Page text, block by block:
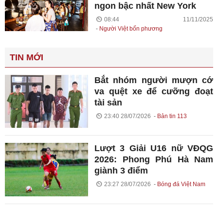
ngon bậc nhất New York
08:44 11/11/2025
Người Việt bốn phương
TIN MỚI
Bắt nhóm người mượn cớ
va quệt xe để cưỡng đoạt
tài sản
23:40 28/07/2026 Bản tin 113
Lượt 3 Giải U16 nữ VĐQG
2026: Phong Phú Hà Nam
giành 3 điểm
23:27 28/07/2026 Bóng đá Việt Nam